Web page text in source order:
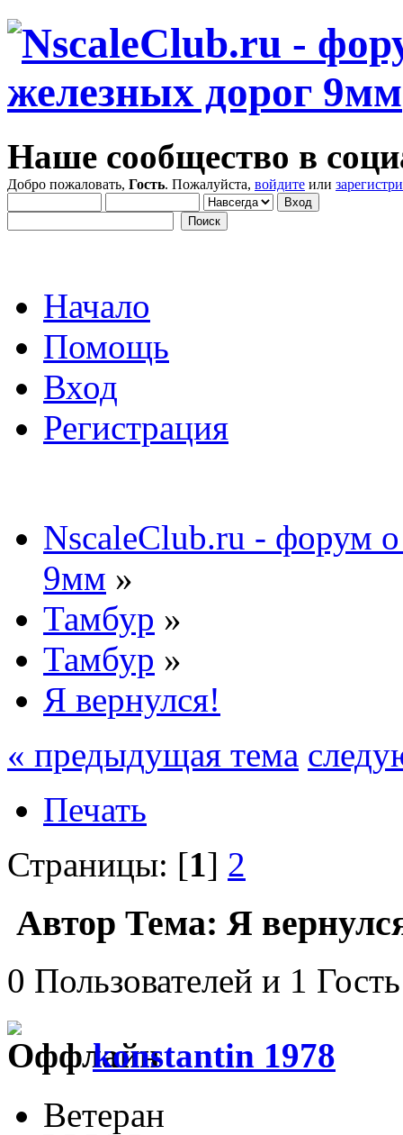
Наше сообщество в
Добро пожаловать, Гость. Пожалуйста, войдите или
Начало
Помощь
Вход
Регистрация
NscaleClub.ru - форум
9мм »
Тамбур »
Тамбур »
Я вернулся!
« предыдущая тема
Печать
Страницы: [1] 2
Автор Тема: Я
0 Пользователей и 1
konstantin 1978
Ветеран